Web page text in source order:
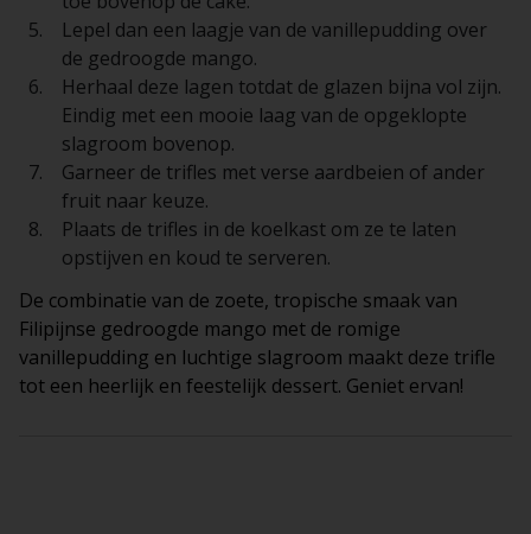
Lepel dan een laagje van de vanillepudding over
de gedroogde mango.
Herhaal deze lagen totdat de glazen bijna vol zijn.
Eindig met een mooie laag van de opgeklopte
slagroom bovenop.
Garneer de trifles met verse aardbeien of ander
fruit naar keuze.
Plaats de trifles in de koelkast om ze te laten
opstijven en koud te serveren.
De combinatie van de zoete, tropische smaak van
Filipijnse gedroogde mango met de romige
vanillepudding en luchtige slagroom maakt deze trifle
tot een heerlijk en feestelijk dessert. Geniet ervan!